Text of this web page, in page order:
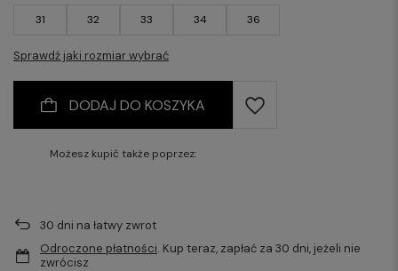
31 32 33 34 36
Sprawdź jaki rozmiar wybrać
DODAJ DO KOSZYKA
Możesz kupić także poprzez:
30 dni na łatwy zwrot
Odroczone płatności. Kup teraz, zapłać za 30 dni, jeżeli nie
zwrócisz